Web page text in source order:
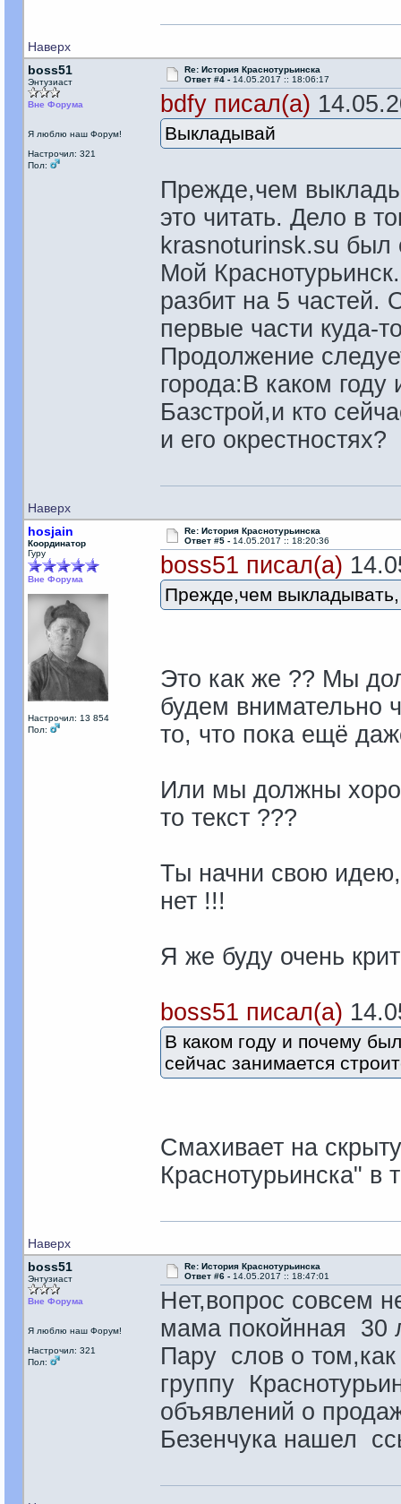
Наверх
boss51
Энтузиаст
Вне Форума
Я люблю наш Форум!
Настрочил: 321
Пол:
Re: История Краснотурьинска
Ответ #4 - 14.05.2017 :: 18:06:17
bdfy писал(а)
Выкладывай
Прежде,чем
это читать. Дело в
krasnoturinsk.su был
Мой
разбит на 5 частей.
первые части куда-
Продолжение
города:В каком
Базстрой,и кто
и его окрестностях?
Наверх
hosjain
Координатор
Гуру
Вне Форума
Настрочил: 13 854
Пол:
Re: История Краснотурьинска
Ответ #5 - 14.05.2017 :: 18:20:36
boss51 писал(а)
Прежде,чем выкладывать,
Это как же ?? Мы
будем внимательно
то, что пока ещё
Или мы должны
то текст ???
Ты начни свою
нет !!!
Я же буду очень
boss51 писал(а)
В каком году и почему
сейчас занимается
Смахивает на
Краснотурьинска"
Наверх
boss51
Энтузиаст
Вне Форума
Я люблю наш Форум!
Настрочил: 321
Пол:
Re: История Краснотурьинска
Ответ #6 - 14.05.2017 :: 18:47:01
Нет,вопрос совсем
мама покойнная 30
Пару слов о
группу
объявлений о
Безенчука нашел